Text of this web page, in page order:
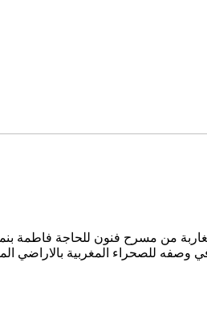
من مسرح فنون للحاجة فاطمة
وصفه للصحراء المغربية بالاراضي